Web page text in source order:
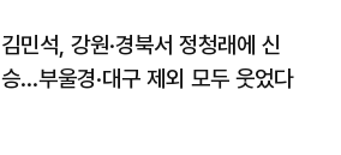
김민석, 강원·경북서 정청래에 신
승…부울경·대구 제외 모두 웃었다